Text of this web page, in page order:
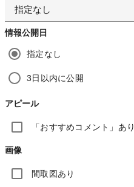
指定なし
情報公開日
指定なし
3日以内に公開
アピール
「おすすめコメント」あり
画像
間取図あり